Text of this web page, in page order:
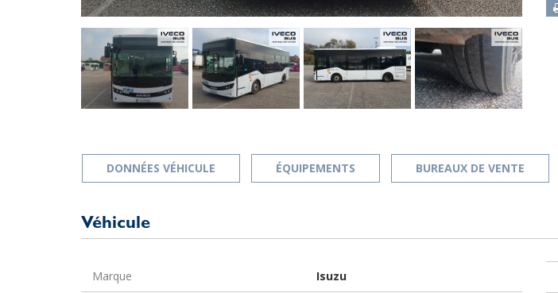
DONNÉES VÉHICULE ÉQUIPEMENTS BUREAUX DE VENTE
Véhicule
Marque Isuzu